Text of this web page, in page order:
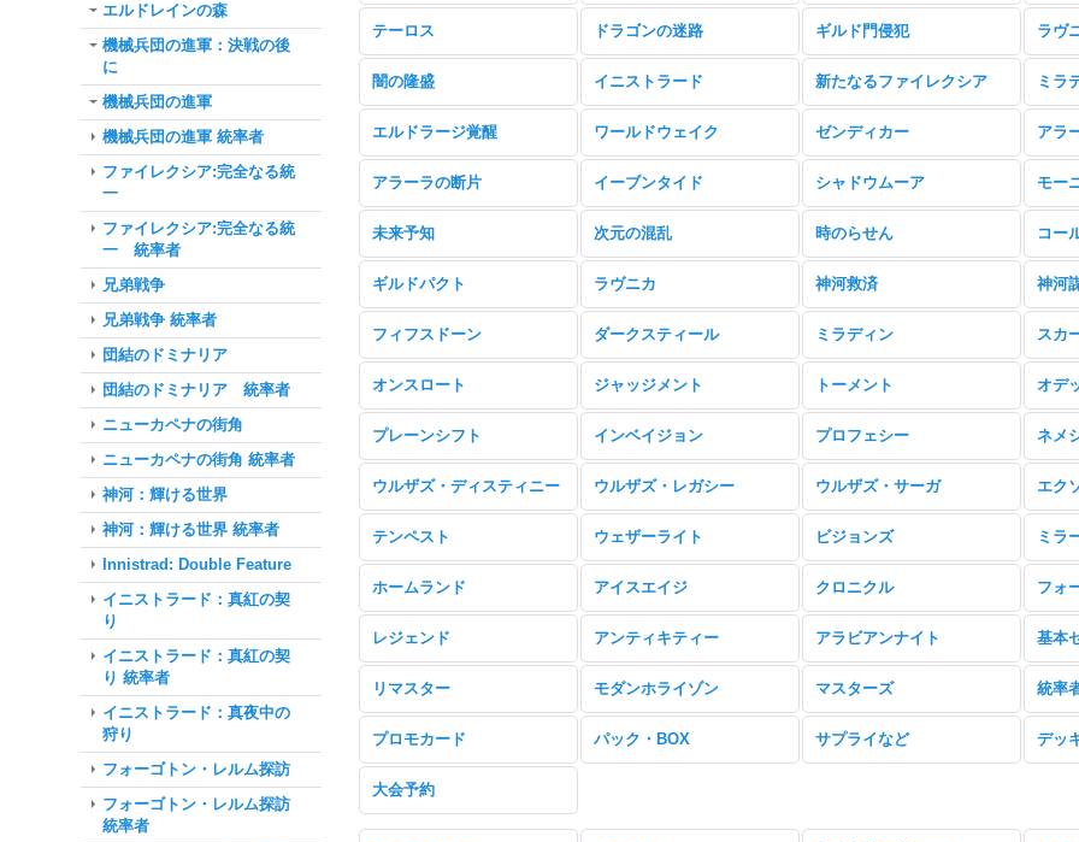
エルドレインの森
機械兵団の進軍：決戦の後
に
機械兵団の進軍
機械兵団の進軍 統率者
ファイレクシア:完全なる統
一
ファイレクシア:完全なる統
一 統率者
兄弟戦争
兄弟戦争 統率者
団結のドミナリア
団結のドミナリア 統率者
ニューカペナの街角
ニューカペナの街角 統率者
神河：輝ける世界
神河：輝ける世界 統率者
Innistrad: Double Feature
イニストラード：真紅の契
り
イニストラード：真紅の契
り 統率者
イニストラード：真夜中の
狩り
フォーゴトン・レルム探訪
フォーゴトン・レルム探訪
統率者
テーロス ドラゴンの迷路 ギルド門侵犯 ラヴ
闇の隆盛 イニストラード 新たなるファイレクシア ミラ
エルドラージ覚醒 ワールドウェイク ゼンディカー アラ
アラーラの断片 イーブンタイド シャドウムーア モー
未来予知 次元の混乱 時のらせん コー
ギルドパクト ラヴニカ 神河救済 神河
フィフスドーン ダークスティール ミラディン スカ
オンスロート ジャッジメント トーメント オデ
プレーンシフト インベイジョン プロフェシー ネメ
ウルザズ・ディスティニー ウルザズ・レガシー ウルザズ・サーガ エク
テンペスト ウェザーライト ビジョンズ ミラ
ホームランド アイスエイジ クロニクル フォ
レジェンド アンティキティー アラビアンナイト
リマスター モダンホライゾン マスターズ 統率
プロモカード パック・BOX サプライなど デッ
大会予約